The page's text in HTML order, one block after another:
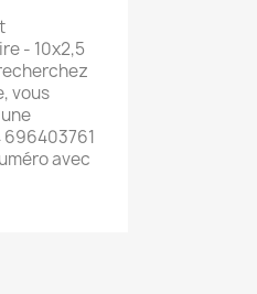
- 10x2,5
vous
avec